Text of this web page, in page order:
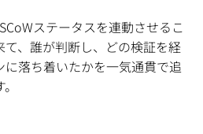
ステータスを連動させるこ
て、誰が判断し、どの検証を経
落ち着いたかを一気通貫で追